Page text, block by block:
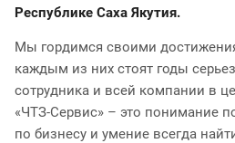
Республике Саха Якутия.
Мы гордимся своими
каждым из них стоят годы
сотрудника и всей компании в
«ЧТЗ-Сервис» – это понимание
по бизнесу и умение всегда